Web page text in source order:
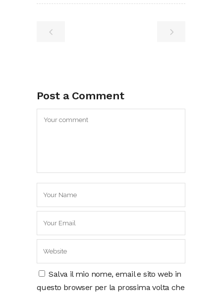
Post a Comment
Salva il mio nome, email e sito web in
questo browser per la prossima volta che